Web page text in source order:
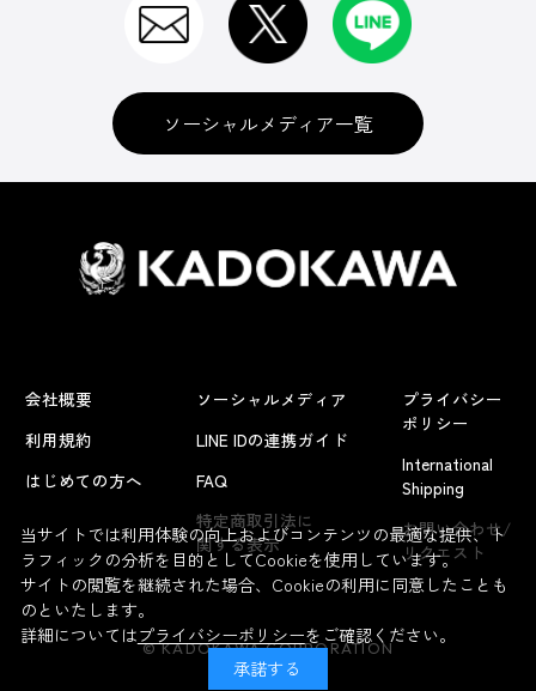
ソーシャルメディア一覧
会社概要
利用規約
はじめての方へ
ソーシャルメディア
LINE IDの連携ガイド
FAQ
特定商取引法に
関する表示
プライバシー
ポリシー
International
Shipping
お問い合わせ/
リクエスト
© KADOKAWA CORPORATION
当サイトでは利用体験の向上およびコンテンツの最適な提供、ト
ラフィックの分析を目的としてCookieを使用しています。
サイトの閲覧を継続された場合、Cookieの利用に同意したことも
のといたします。
詳細についてはプライバシーポリシーをご確認ください。
承諾する